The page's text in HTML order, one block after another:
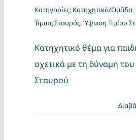
Κατηγορίες: Κατηχητικό/Ομάδα
Τίμιος Σταυρός,Ύψωση Τιμίου
Κατηχητικό θέμα για
σχετικά με τη δύναμη του
Σταυρού